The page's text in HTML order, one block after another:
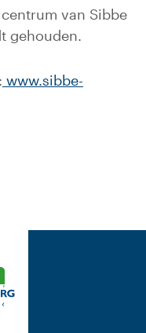
van Sibbe
gehouden.
www.sibbe-
externe website)